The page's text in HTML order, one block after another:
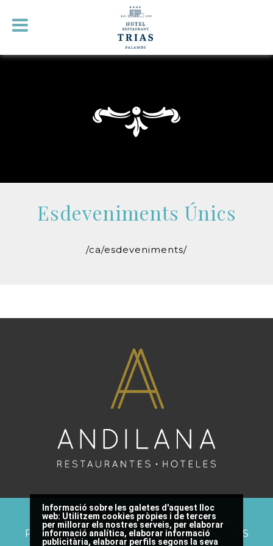
Informació sobre les galetes d'aquest lloc
web: Utilitzem cookies pròpies i de tercers
per millorar els nostres serveis, per elaborar
informació analítica, elaborar informació
publicitària, elaborar perfils segons la seva
Esdeveniments Únics
/ca/esdeveniments/
Política de privacitat
Condicions de reserva
Política de cookies
Avís legal Site Map RSS